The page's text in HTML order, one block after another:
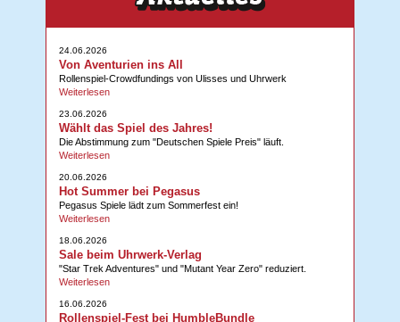
24.06.2026
Von Aventurien ins All
Rollenspiel-Crowdfundings von Ulisses und Uhrwerk
Weiterlesen
23.06.2026
Wählt das Spiel des Jahres!
Die Abstimmung zum "Deutschen Spiele Preis" läuft.
Weiterlesen
20.06.2026
Hot Summer bei Pegasus
Pegasus Spiele lädt zum Sommerfest ein!
Weiterlesen
18.06.2026
Sale beim Uhrwerk-Verlag
"Star Trek Adventures" und "Mutant Year Zero" reduziert.
Weiterlesen
16.06.2026
Rollenspiel-Fest bei HumbleBundle